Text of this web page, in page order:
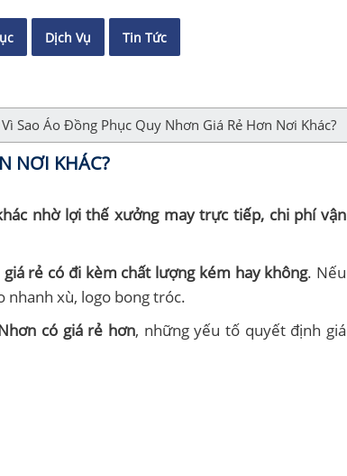
Dịch Vụ Tin Tức
Sao Áo Đồng Phục Quy Nhơn Giá Rẻ Hơn Nơi Khác?
NƠI KHÁC?
nhờ lợi thế xưởng may trực tiếp, chi phí vận
giá rẻ có đi kèm chất lượng kém hay không. Nếu
nhanh xù, logo bong tróc.
có giá rẻ hơn, những yếu tố quyết định giá